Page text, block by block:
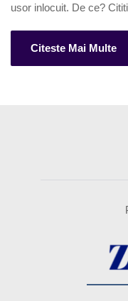
usor inlocuit. De ce?
Citeste Mai Multe